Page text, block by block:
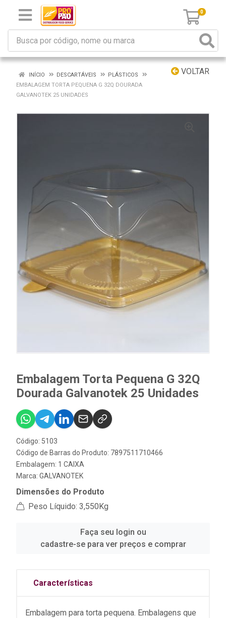
0
VOLTAR
INÍCIO DESCARTÁVEIS
PLÁSTICOS
EMBALAGEM TORTA PEQUENA G 32Q DOURADA
GALVANOTEK 25 UNIDADES
Embalagem Torta Pequena G 32Q
Dourada Galvanotek 25 Unidades
Código: 5103
Código de Barras do Produto: 7897511710466
Embalagem: 1 CAIXA
Marca: GALVANOTEK
Dimensões do Produto
Peso Líquido: 3,550Kg
Faça seu login ou
cadastre-se para ver preços e comprar
Características
Embalagem para torta pequena. Embalagens que